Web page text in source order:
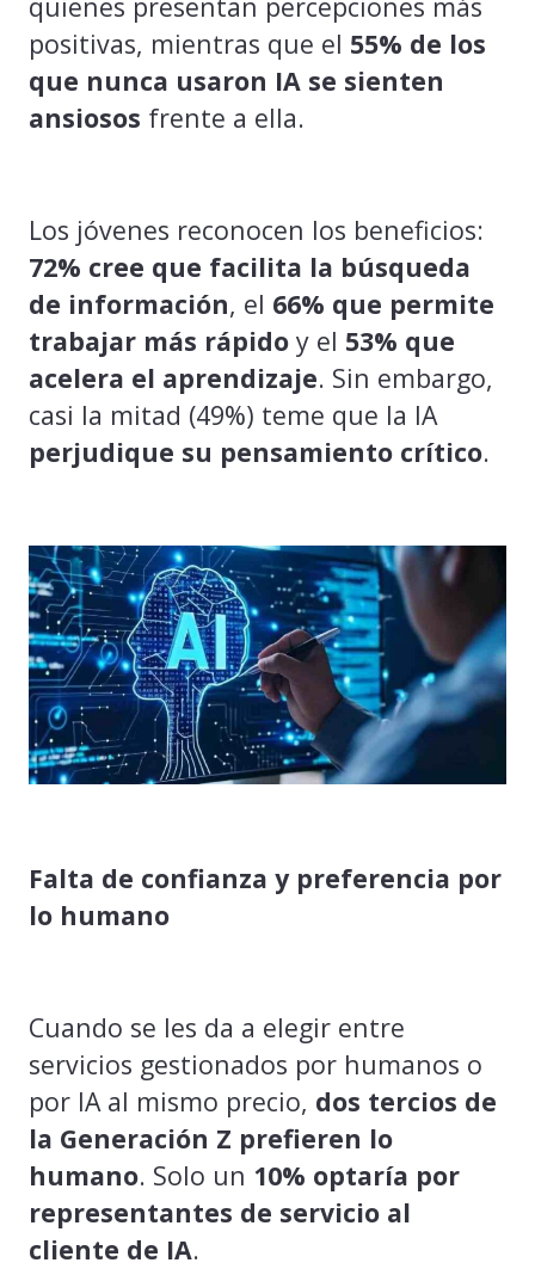
positivas, mientras que el 55% de los
que nunca usaron IA se sienten
ansiosos frente a ella.
Los jóvenes reconocen los beneficios:
72% cree que facilita la búsqueda
de información, el 66% que permite
trabajar más rápido y el 53% que
acelera el aprendizaje. Sin embargo,
casi la mitad (49%) teme que la IA
perjudique su pensamiento crítico.
Falta de confianza y preferencia por
lo humano
Cuando se les da a elegir entre
servicios gestionados por humanos o
por IA al mismo precio, dos tercios de
la Generación Z prefieren lo
humano. Solo un 10% optaría por
representantes de servicio al
cliente de IA.